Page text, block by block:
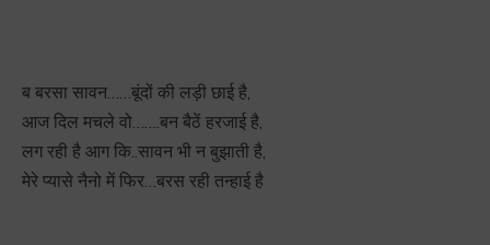
ब बरसा सावन……बूंदों की लड़ी छाई है,
आज दिल मचले वो…….बन बैठें हरजाई है,
लग रही है आग कि..सावन भी न बुझाती है,
मेरे प्यासे नैनो में फिर…बरस रही तन्हाई है